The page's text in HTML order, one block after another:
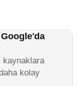
kaynaklara
kolay